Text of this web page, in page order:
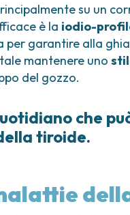
su un
è la iodio-
per garantire alla
mantenere uno
del gozzo.
che
tiroide.